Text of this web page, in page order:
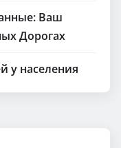
Ваш
Дорогах
у населения